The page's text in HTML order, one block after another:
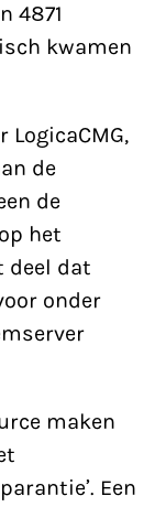
4871
kwamen
de
de
het
deel dat
onder
maken
Een